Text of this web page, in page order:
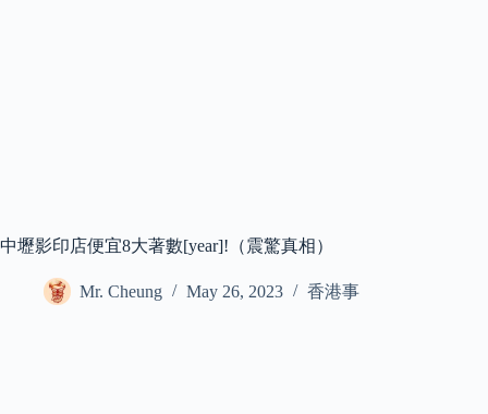
中壢影印店便宜8大著數[year]!（震驚真相）
Mr. Cheung May 26, 2023 香港事